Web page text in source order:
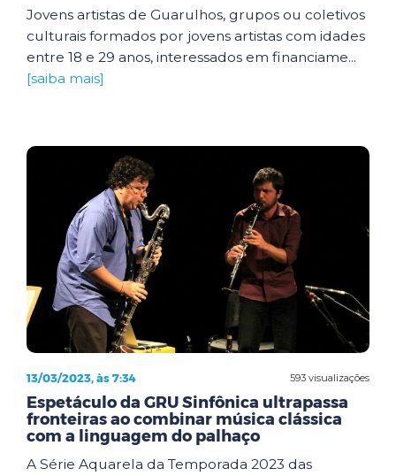
Jovens artistas de Guarulhos, grupos ou coletivos
culturais formados por jovens artistas com idades
entre 18 e 29 anos, interessados em financiame...
[saiba mais]
593 visualizações
13/03/2023, às 7:34
Espetáculo da GRU Sinfônica ultrapassa
fronteiras ao combinar música clássica
com a linguagem do palhaço
A Série Aquarela da Temporada 2023 das